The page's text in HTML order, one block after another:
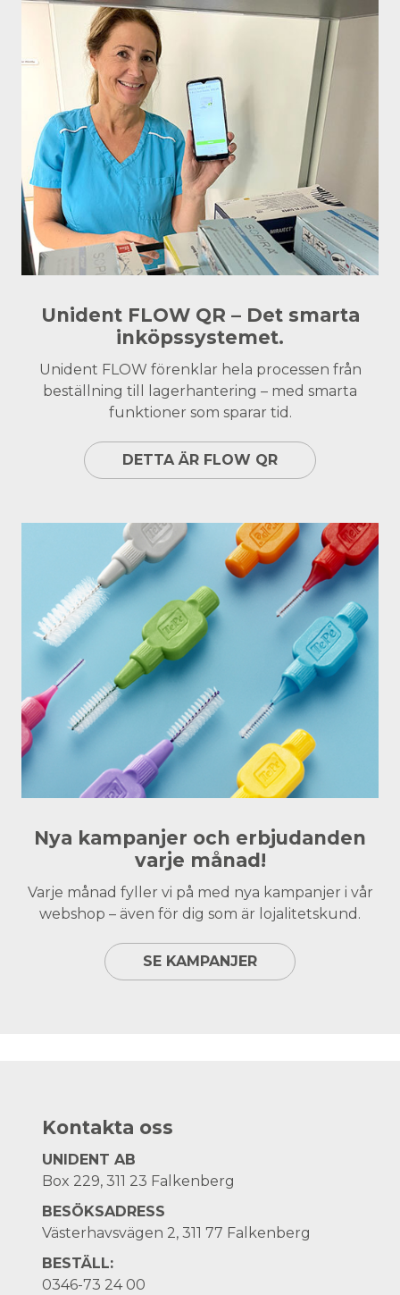
Unident FLOW QR – Det smarta
inköpssystemet.
Unident FLOW förenklar hela processen från
beställning till lagerhantering – med smarta
funktioner som sparar tid.
DETTA ÄR FLOW QR
Nya kampanjer och erbjudanden
varje månad!
Varje månad fyller vi på med nya kampanjer i vår
webshop – även för dig som är lojalitetskund.
SE KAMPANJER
Kontakta oss
UNIDENT AB
Box 229, 311 23 Falkenberg
BESÖKSADRESS
Västerhavsvägen 2, 311 77 Falkenberg
BESTÄLL:
0346-73 24 00